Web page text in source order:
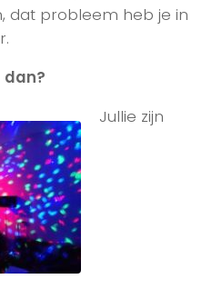
dat probleem heb je in
dan?
Jullie zijn